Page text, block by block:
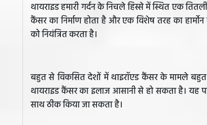
थायराइड हमारी गर्दन के निचले हिस्से में स्थित एक
कैंसर का निर्माण होता है और एक विशेष तरह का
को नियंत्रित करता है।
बहुत से विकसित देशों में थाइरॉएड कैंसर के मामले
थायराइड कैंसर का इलाज आसानी से हो सकता है। यह
साथ ठीक किया जा सकता है।